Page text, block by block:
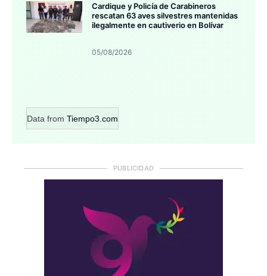
Cardique y Policía de Carabineros
rescatan 63 aves silvestres mantenidas
ilegalmente en cautiverio en Bolívar
05/08/2026
Data from Tiempo3.com
PUBLICIDAD